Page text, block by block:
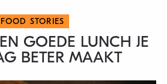
FOOD STORIES
GOEDE LUNCH JE
BETER MAAKT